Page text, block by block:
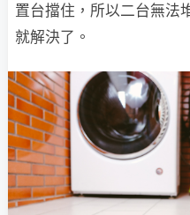
置台擋住，所以二台無法
就解決了。